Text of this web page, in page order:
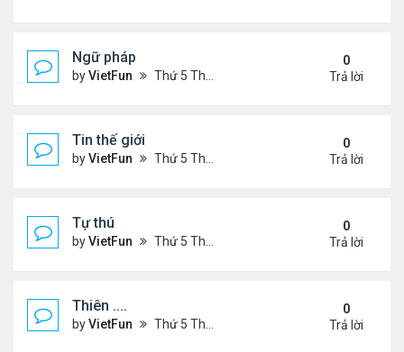
Ngữ pháp
byVietFun Thứ 5 Tháng 7 14, 2022 4:36 pm
0
Trả lời
Tin thế giới
byVietFun Thứ 5 Tháng 7 14, 2022 4:34 pm
0
Trả lời
Tự thú
byVietFun Thứ 5 Tháng 7 14, 2022 4:33 pm
0
Trả lời
Thiên ....
byVietFun Thứ 5 Tháng 7 14, 2022 4:30 pm
0
Trả lời